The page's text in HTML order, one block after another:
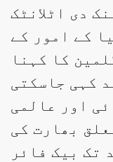
دی اٹلانٹک
کے امور کے
کا کہنا
کہی جاسکتی
اور عالمی
بھارت کی
تک بیک فائر